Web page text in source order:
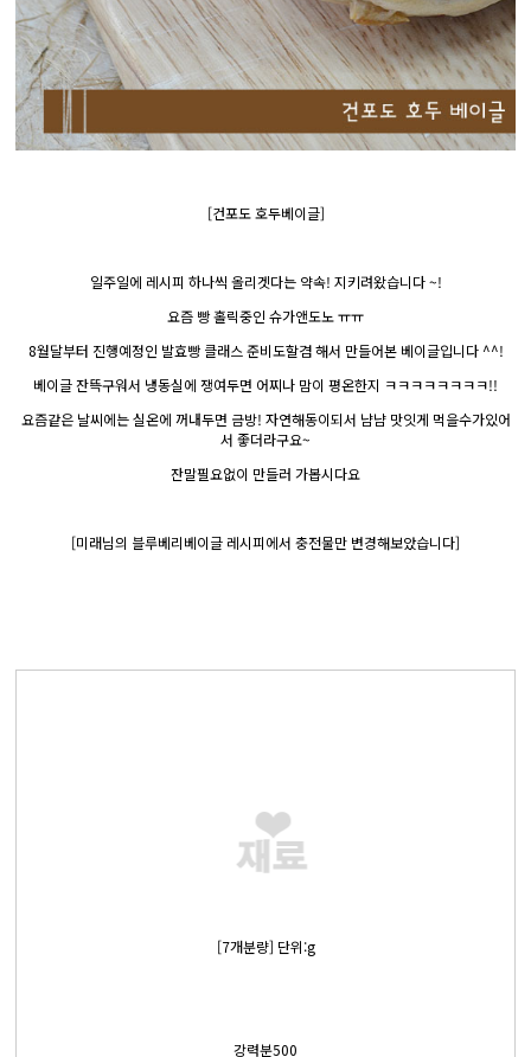
[건포도 호두베이글]
일주일에 레시피 하나씩 올리겟다는 약속! 지키려왔습니다 ~!
요즘 빵 홀릭중인 슈가앤도노 ㅠㅠ
8월달부터 진행예정인 발효빵 클래스 준비도할겸 해서 만들어본 베이글입니다 ^^!
베이글 잔뜩구워서 냉동실에 쟁여두면 어찌나 맘이 평온한지 ㅋㅋㅋㅋㅋㅋㅋㅋ!!
요즘같은 날씨에는 실온에 꺼내두면 금방! 자연해동이되서 냠냠 맛잇게 먹을수가있어
서 좋더라구요~
잔말필요없이 만들러 가봅시다요
[미래님의 블루베리베이글 레시피에서 충전물만 변경해보았습니다]
[7개분량] 단위:g
강력분500